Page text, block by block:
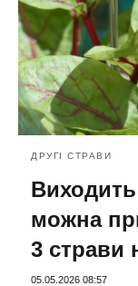
ДРУГІ СТРАВИ
можна
3 страви
05.05.2026 08:57